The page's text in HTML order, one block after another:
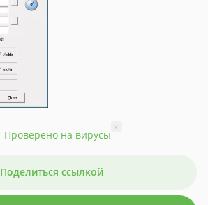
Проверено на вирусы
?
Поделиться ссылкой